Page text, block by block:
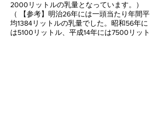
2000リットルの乳量となっています。）
（ 【参考】明治26年には一頭当たり年間平
均1384リットルの乳量でした。昭和56年に
は5100リットル、平成14年には7500リット